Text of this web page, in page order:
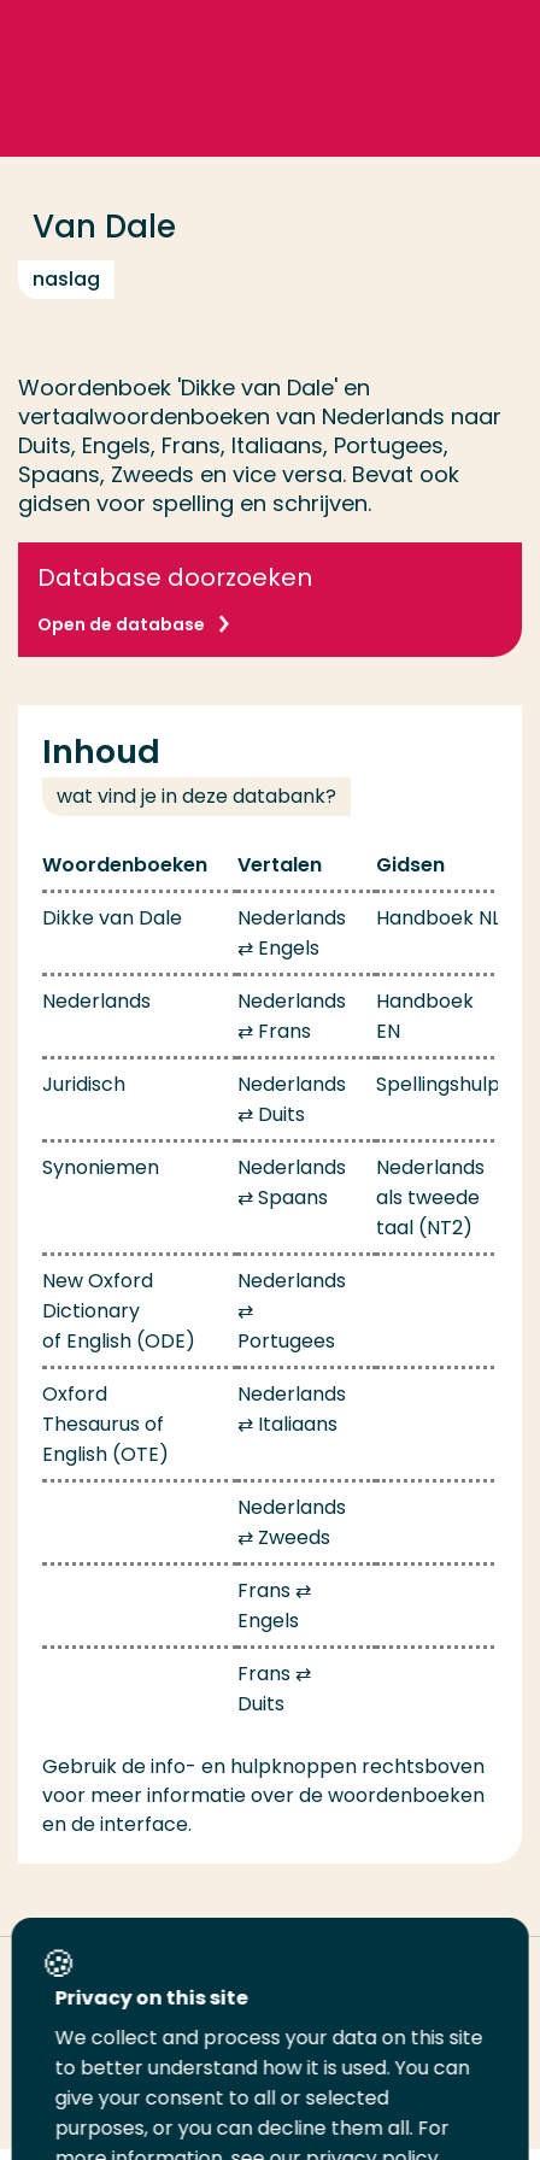
Van Dale
naslag
Woordenboek 'Dikke van Dale' en
vertaalwoordenboeken van Nederlands naar
Duits, Engels, Frans, Italiaans, Portugees,
Spaans, Zweeds en vice versa. Bevat ook
gidsen voor spelling en schrijven.
Database doorzoeken
Open de database
Inhoud
wat vind je in deze databank?
Woordenboeken Vertalen
Gidsen
Dikke van Dale
Nederlands
⇄ Engels
Handboek NL
Nederlands
Nederlands
⇄ Frans
Handboek
EN
Juridisch
Nederlands
⇄ Duits
Spellingshulp
Synoniemen
Nederlands
⇄ Spaans
Nederlands
als tweede
taal (NT2)
New Oxford
Dictionary
of English (ODE)
Nederlands
⇄
Portugees
Oxford
Thesaurus of
English (OTE)
Nederlands
⇄ Italiaans
Nederlands
⇄ Zweeds
Frans ⇄
Engels
Frans ⇄
Duits
Gebruik de info- en hulpknoppen rechtsboven
voor meer informatie over de woordenboeken
en de interface.
Deel deze pagina
Deel
LinkedIn
Deel
op
Twitter
Deel
op
Facebook
Email
deze
pagina
Print
deze
pagina
Contact
Privacy on this site
We collect and process your data on this site
to better understand how it is used. You can
give your consent to all or selected
purposes, or you can decline them all. For